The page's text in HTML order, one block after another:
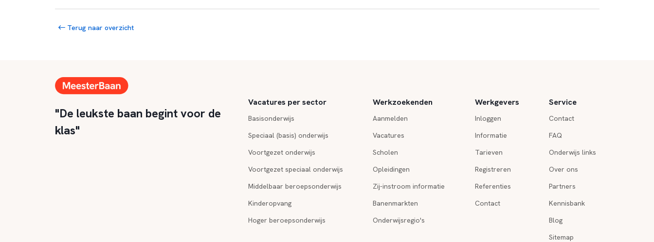
Terug naar overzicht
"De leukste baan begint voor de
klas"
Vacatures per sector
Basisonderwijs
Speciaal (basis) onderwijs
Voortgezet onderwijs
Voortgezet speciaal onderwijs
Middelbaar beroepsonderwijs
Kinderopvang
Hoger beroepsonderwijs
Werkzoekenden
Aanmelden
Vacatures
Scholen
Opleidingen
Zij-instroom informatie
Banenmarkten
Onderwijsregio's
Werkgevers
Inloggen
Informatie
Tarieven
Registreren
Referenties
Contact
Service
Contact
FAQ
Onderwijs links
Over ons
Partners
Kennisbank
Blog
Sitemap